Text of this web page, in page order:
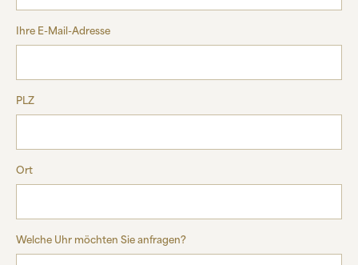
Ihre E-Mail-Adresse
PLZ
Ort
Welche Uhr möchten Sie anfragen?